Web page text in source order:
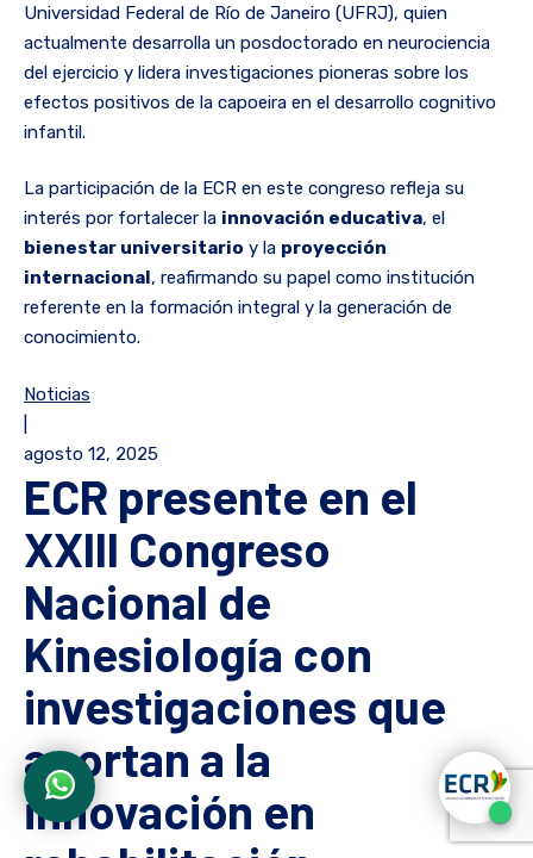
Universidad Federal de Río de Janeiro (UFRJ), quien
actualmente desarrolla un posdoctorado en neurociencia
del ejercicio y lidera investigaciones pioneras sobre los
efectos positivos de la capoeira en el desarrollo cognitivo
infantil.
La participación de la ECR en este congreso refleja su
interés por fortalecer la innovación educativa, el
bienestar universitario y la proyección
internacional , reafirmando su papel como institución
referente en la formación integral y la generación de
conocimiento.
Noticias
agosto 12, 2025
ECR presente en el
XXIII Congreso
Nacional de
Kinesiología con
investigaciones que
aportan a la
innovación en